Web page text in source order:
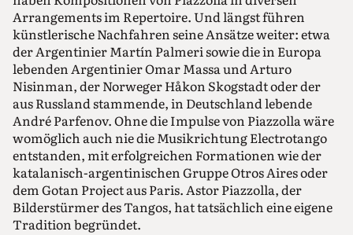
Arrangements im Repertoire. Und längst führen
künstlerische Nachfahren seine Ansätze weiter: etwa
der Argentinier Martín Palmeri sowie die in Europa
lebenden Argentinier Omar Massa und Arturo
Nisinman, der Norweger Håkon Skogstadt oder der
aus Russland stammende, in Deutschland lebende
André Parfenov. Ohne die Impulse von Piazzolla wäre
womöglich auch nie die Musikrichtung Electrotango
entstanden, mit erfolgreichen Formationen wie der
katalanisch-argentinischen Gruppe Otros Aires oder
dem Gotan Project aus Paris. Astor Piazzolla, der
Bilderstürmer des Tangos, hat tatsächlich eine eigene
Tradition begründet.